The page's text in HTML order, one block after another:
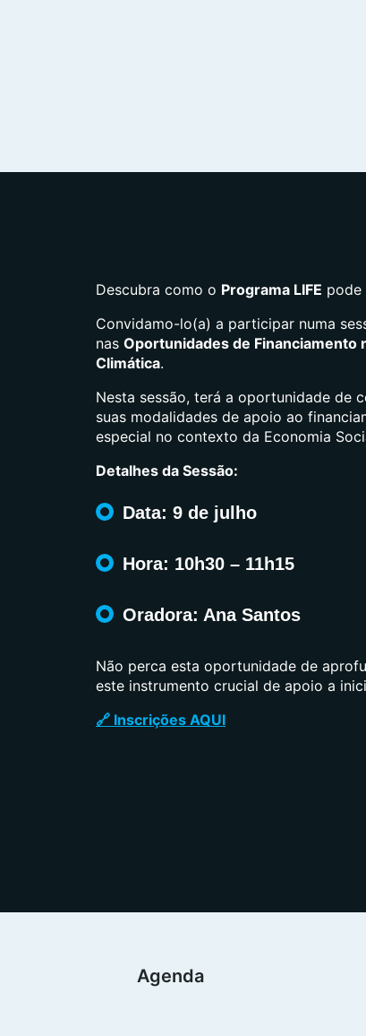
Descubra como o Programa LIFE pode
Convidamo-lo(a) a participar numa
nas Oportunidades de Financiamento
Climática.
Nesta sessão, terá a oportunidade de
suas modalidades de apoio ao
especial no contexto da Economia
Detalhes da Sessão:
Data: 9 de julho
Hora: 10h30 – 11h15
Oradora: Ana Santos
Não perca esta oportunidade de
este instrumento crucial de apoio a
🔗 Inscrições AQUI
Agenda